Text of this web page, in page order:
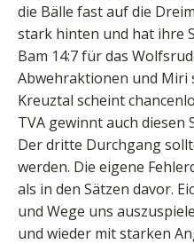
die Bälle fast auf die
stark hinten und hat ihre
Bam 14:7 für das
Abwehraktionen und Miri
Kreuztal scheint
TVA gewinnt auch diesen
Der dritte Durchgang
werden. Die eigene
als in den Sätzen davor.
und Wege uns
und wieder mit starken